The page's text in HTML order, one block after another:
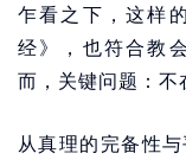
乍看之下，这样
经》，也符合教
而，关键问题：不
从真理的完备性